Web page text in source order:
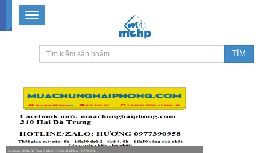
Muachung 310 Hai Bà Trưng (Cát Dài), Lê Chân, Hải Phòng / 0977390958